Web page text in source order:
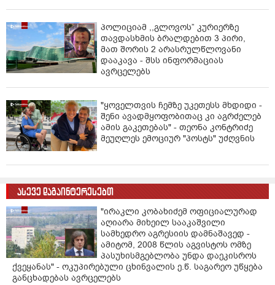
პოლიციამ ,,გლოვოს” კურიერზე
თავდასხმის ბრალდებით 3 პირი,
მათ შორის 2 არასრულწლოვანი
დააკავა - შსს ინფორმაციას
ავრცელებს
"ყოველთვის ჩემზე უკეთესს მხდიდი -
შენი ავადმყოფობითაც კი აგრძელებ
ამის გაკეთებას" - თეონა კონტრიძე
მეუღლეს ემოციურ "პოსტს" უძღვნის
ასევე დაგაინტერესებთ
"ირაკლი კობახიძემ ოფიციალურად
აღიარა მიხეილ სააკაშვილი
სამხედრო აგრესიის დამნაშავედ -
ამიტომ, 2008 წლის აგვისტოს ომზე
პასუხისმგებლობა უნდა დაეკისროს
ქვეყანას" - ოკუპირებული ცხინვალის ე.წ. საგარეო უწყება
განცხადებას ავრცელებს